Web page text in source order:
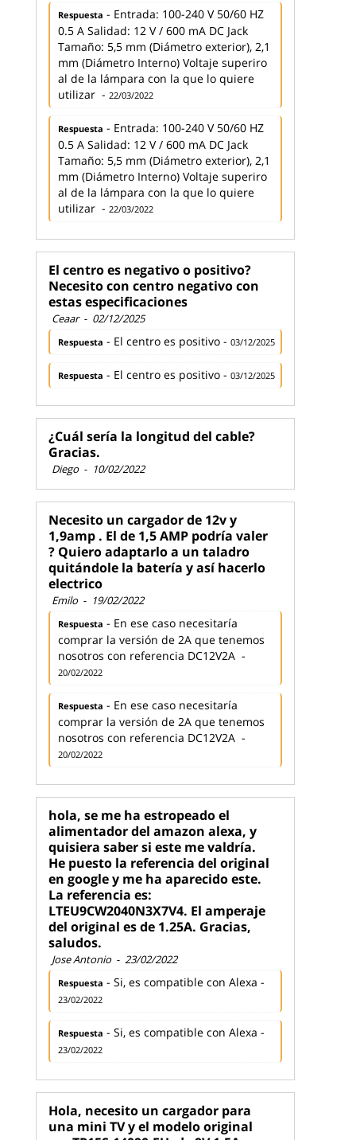
Respuesta - Entrada: 100-240 V 50/60 HZ
0.5 A Salidad: 12 V / 600 mA DC Jack
Tamaño: 5,5 mm (Diámetro exterior), 2,1
mm (Diámetro Interno) Voltaje superiro
al de la lámpara con la que lo quiere
utilizar - 22/03/2022
Respuesta - Entrada: 100-240 V 50/60 HZ
0.5 A Salidad: 12 V / 600 mA DC Jack
Tamaño: 5,5 mm (Diámetro exterior), 2,1
mm (Diámetro Interno) Voltaje superiro
al de la lámpara con la que lo quiere
utilizar - 22/03/2022
El centro es negativo o positivo?
Necesito con centro negativo con
estas especificaciones
Ceaar - 02/12/2025
Respuesta - El centro es positivo - 03/12/2025
Respuesta - El centro es positivo - 03/12/2025
¿Cuál sería la longitud del cable?
Gracias.
Diego - 10/02/2022
Necesito un cargador de 12v y
1,9amp . El de 1,5 AMP podría valer
? Quiero adaptarlo a un taladro
quitándole la batería y así hacerlo
electrico
Emilo - 19/02/2022
Respuesta - En ese caso necesitaría
comprar la versión de 2A que tenemos
nosotros con referencia DC12V2A -
20/02/2022
Respuesta - En ese caso necesitaría
comprar la versión de 2A que tenemos
nosotros con referencia DC12V2A -
20/02/2022
hola, se me ha estropeado el
alimentador del amazon alexa, y
quisiera saber si este me valdría.
He puesto la referencia del original
en google y me ha aparecido este.
La referencia es:
LTEU9CW2040N3X7V4. El amperaje
del original es de 1.25A. Gracias,
saludos.
Jose Antonio - 23/02/2022
Respuesta - Si, es compatible con Alexa -
23/02/2022
Respuesta - Si, es compatible con Alexa -
23/02/2022
Hola, necesito un cargador para
una mini TV y el modelo original